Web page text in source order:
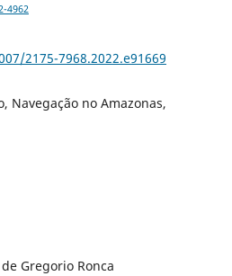
4962
2175-7968.2022.e91669
Navegação no Amazonas,
Gregorio Ronca